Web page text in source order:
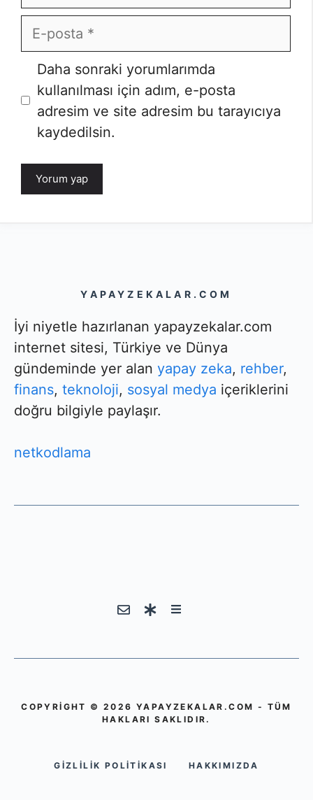
E-
posta
İnternet
sitesi
Daha sonraki yorumlarımda
kullanılması için adım, e-posta
adresim ve site adresim bu tarayıcıya
kaydedilsin.
YAPAYZEKALAR.COM
İyi niyetle hazırlanan yapayzekalar.com
internet sitesi, Türkiye ve Dünya
gündeminde yer alan yapay zeka, rehber,
finans, teknoloji, sosyal medya içeriklerini
doğru bilgiyle paylaşır.
netkodlama
COPYRIGHT © 2026 YAPAYZEKALAR.COM - TÜM
HAKLARI SAKLIDIR.
GIZLILIK POLITIKASI HAKKIMIZDA